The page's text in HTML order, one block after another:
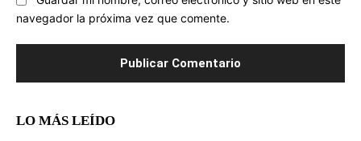
navegador la próxima vez que comente.
LO MÁS LEÍDO